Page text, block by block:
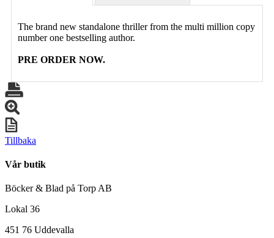
The brand new standalone thriller from the multi million copy
number one bestselling author.
PRE ORDER NOW.
Tillbaka
Vår butik
Böcker & Blad på Torp AB
Lokal 36
451 76 Uddevalla